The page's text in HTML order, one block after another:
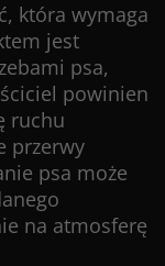
która wymaga
jest
psa,
powinien
ruchu
przerwy
psa może
na atmosferę